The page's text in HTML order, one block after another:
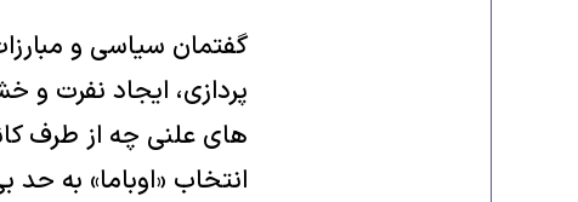
گفتمان سیاسی و
پردازی، ایجاد نفرت
های علنی چه از طرف
انتخاب «اوباما» به